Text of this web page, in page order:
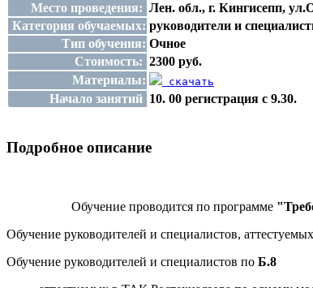
Место проведения: Лен. обл., г. Кингисепп,
Категория обучаемых: руководители и
Тип обучения: Очное
Стоимость: 2300 руб.
Материалы:
скачать
Начало занятий 10. 00 регистрация с 9.30.
Подробное описание
Обучение проводится по программе
Обучение руководителей и специалистов,
Обучение руководителей и специалистов по Б.8